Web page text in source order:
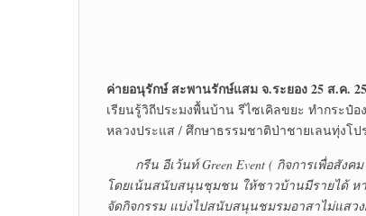
ค่ายอนุรักษ์ สะพานรักษ์แสม จ.ระยอง 25 ส.ค.
เรียนรู้วิถีประมงพื้นบ้าน รีไซเคิลขยะ ทำกระป๋
หลวงประแส / ศึกษาธรรมชาติป่าชายเลนทุ่งโป
กรีน อีเว้นท์ Green Event ( กิจการเพื่อสังค
โดยเน้นสนับสนุนชุมชน ให้ชาวบ้านมีรายได้ ห
จัดกิจกรรม แบ่งไปสนับสนุนชมรมอาสาไม่แสว